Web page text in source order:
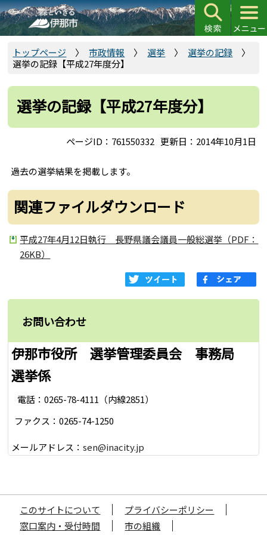
こ
の
ペ
で
トップページ 市政情報 選挙
選挙の記録
選挙の記録【平成27年度分】
選挙の記録【平成27年度分】
ページID：761550332 更新日：2014年10月1日
過去の選挙結果を掲載します。
関連ファイルダウンロード
平成27年4月12日執行 長野県議会議員一般総選挙（PDF：
26KB）
お問い合わせ
伊那市役所 選挙管理委員会 事務局
選挙係
電話：0265-78-4111（内線2851）
ファクス：0265-74-1250
メールアドレス：sen@inacity.jp
このサイトについて
プライバシーポリシー
窓口案内・受付時間
市の組織